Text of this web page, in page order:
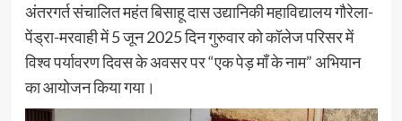
अंतरगर्त संचालित महंत बिसाहू दास उद्यानिकी महाविद्यालय गौरेला-
पेंड्रा-मरवाही में 5 जून 2025 दिन गुरुवार को कॉलेज परिसर में
विश्व पर्यावरण दिवस के अवसर पर “एक पेड़ माँ के नाम” अभियान
का आयोजन किया गया।